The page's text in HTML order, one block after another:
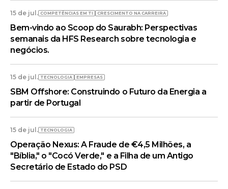
15 de jul. COMPETÊNCIAS EM TI CRESCIMENTO NA CARREIRA
Bem-vindo ao Scoop do Saurabh: Perspectivas
semanais da HFS Research sobre tecnologia e
negócios.
15 de jul. TECNOLOGIA EMPRESAS
SBM Offshore: Construindo o Futuro da Energia a
partir de Portugal
15 de jul. TECNOLOGIA
Operação Nexus: A Fraude de €4,5 Milhões, a
"Bíblia," o "Cocó Verde," e a Filha de um Antigo
Secretário de Estado do PSD